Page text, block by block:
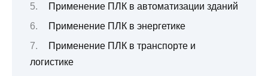
Применение ПЛК в автоматизации зданий
Применение ПЛК в энергетике
Применение ПЛК в транспорте и
логистике